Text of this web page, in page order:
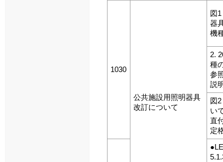
1030
公共施設用照明器具
改訂について
図
器
機
2.
種
参
説
図
い
直
定